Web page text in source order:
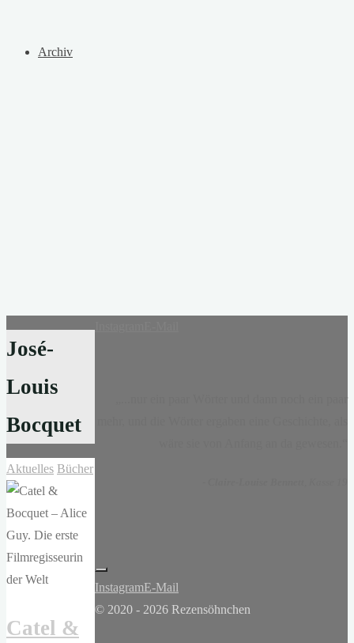
Archiv
José-
Louis
Bocquet
Aktuelles Bücher
Catel &
InstagramE-Mail
© 2020 - 2026 Rezensöhnchen